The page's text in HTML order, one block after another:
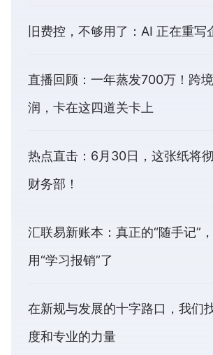
旧费控，不够用了：AI 正在重写
直播回顾：一年蒸发700万！跨
润，卡在这四道关卡上
热点直击：6月30日，这张纸将
财务部！
汇联易新账本：真正的“随手记”
用“学习报销”了
在新规与发展的十字路口，我们
度和专业的力量